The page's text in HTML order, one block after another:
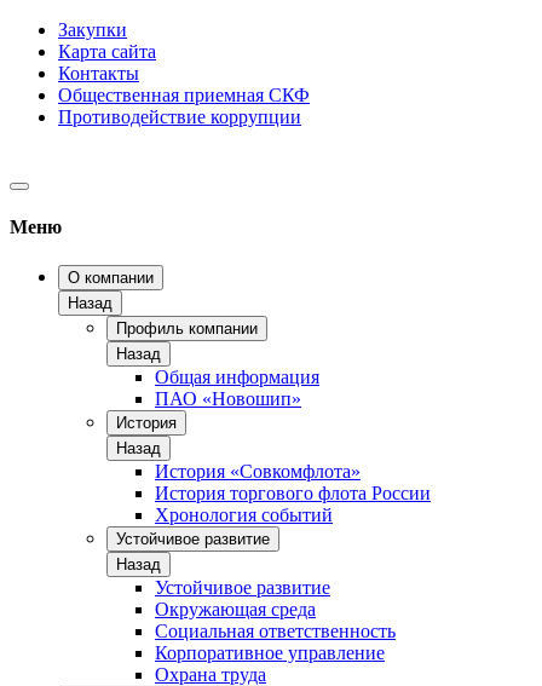
Закупки
Карта сайта
Контакты
Общественная приемная СКФ
Противодействие коррупции
Меню
О компании
Назад
Профиль компании
Назад
Общая информация
ПАО «Новошип»
История
Назад
История «Совкомфлота»
История торгового флота России
Хронология событий
Устойчивое развитие
Назад
Устойчивое развитие
Окружающая среда
Социальная ответственность
Корпоративное управление
Охрана труда